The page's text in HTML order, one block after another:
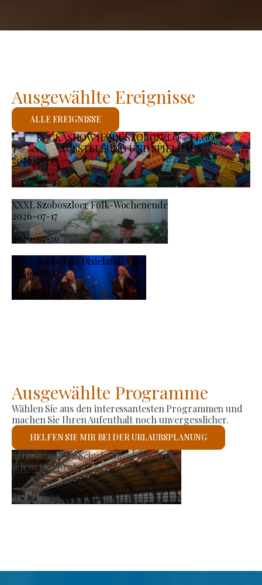
KOCKASHOW HAJDÚSZOBOSZLÓ – LEGO®-
AUSSTELLUNG UND SPIELHAUS
2026-07-11
-
2026-08-23
XXXI. Szoboszloer Folk-Wochenende
2026-07-17
-
2026-07-19
XXXI. Szoboszló Dixieland-Tage
2026-08-21
-
2026-08-23
Ausgewählte Ereignisse
ALLE EREIGNISSE
Ausgewählte Programme
Wählen Sie aus den interessantesten Programmen und
machen Sie Ihren Aufenthalt noch unvergesslicher.
HELFEN SIE MIR BEI DER URLAUBSPLANUNG
werde prüfen